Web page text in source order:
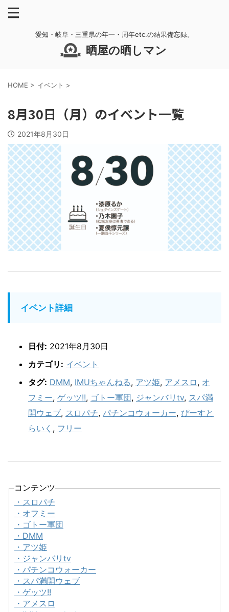
愛知・岐阜・三重県の年一・周年etc.の結果備忘録。
晒屋の晒しマン
HOME > イベント >
8月30日（月）のイベント一覧
2021年8月30日
イベント詳細
日付: 2021年8月30日
カテゴリ: イベント
タグ: DMM, IMUちゃんねる, アツ姫, アメスロ , オ
フミー, ゲッツ!!, ゴトー軍団, ジャンバリtv, スパ満
開ウェブ, スロパチ, パチンコウォーカー, ぴーすと
らいく , フリー
コンテンツ
・スロパチ
・オフミー
・ゴトー軍団
・DMM
・アツ姫
・ジャンバリtv
・パチンコウォーカー
・スパ満開ウェブ
・ゲッツ!!
・アメスロ